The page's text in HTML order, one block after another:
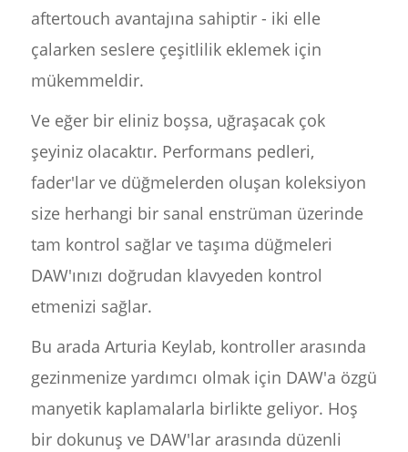
aftertouch avantajına sahiptir - iki elle
çalarken seslere çeşitlilik eklemek için
mükemmeldir.
Ve eğer bir eliniz boşsa, uğraşacak çok
şeyiniz olacaktır. Performans pedleri,
fader'lar ve düğmelerden oluşan koleksiyon
size herhangi bir sanal enstrüman üzerinde
tam kontrol sağlar ve taşıma düğmeleri
DAW'ınızı doğrudan klavyeden kontrol
etmenizi sağlar.
Bu arada Arturia Keylab, kontroller arasında
gezinmenize yardımcı olmak için DAW'a özgü
manyetik kaplamalarla birlikte geliyor. Hoş
bir dokunuş ve DAW'lar arasında düzenli